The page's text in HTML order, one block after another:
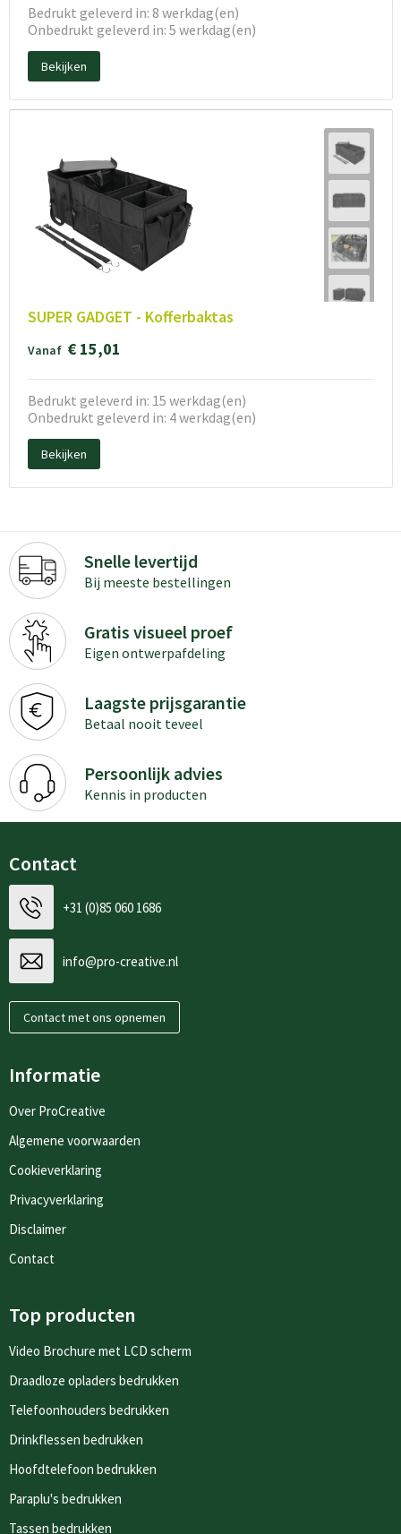
Bedrukt geleverd in: 8 werkdag(en)
Onbedrukt geleverd in: 5 werkdag(en)
Bekijken
SUPER GADGET - Kofferbaktas
Vanaf € 15,01
Bedrukt geleverd in: 15 werkdag(en)
Onbedrukt geleverd in: 4 werkdag(en)
Bekijken
Snelle levertijd
Bij meeste bestellingen
Gratis visueel proef
Eigen ontwerpafdeling
Laagste prijsgarantie
Betaal nooit teveel
Persoonlijk advies
Kennis in producten
Contact
+31 (0)85 060 1686
info@pro-creative.nl
Contact met ons opnemen
Informatie
Over ProCreative
Algemene voorwaarden
Cookieverklaring
Privacyverklaring
Disclaimer
Contact
Top producten
Video Brochure met LCD scherm
Draadloze opladers bedrukken
Telefoonhouders bedrukken
Drinkflessen bedrukken
Hoofdtelefoon bedrukken
Paraplu's bedrukken
Tassen bedrukken